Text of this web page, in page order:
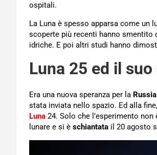
ospitali.
La Luna è spesso apparsa come un
scoperte più recenti hanno smentito
idriche. E poi altri studi hanno
Luna 25 ed il
Era una nuova speranza per la Russia
stata inviata nello spazio. Ed alla
Luna 24. Solo che l’esperimento
lunare e si è schiantata il 20 agosto